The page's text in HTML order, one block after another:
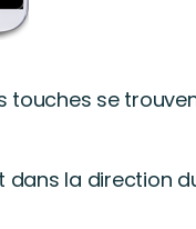
touches se
dans la direction